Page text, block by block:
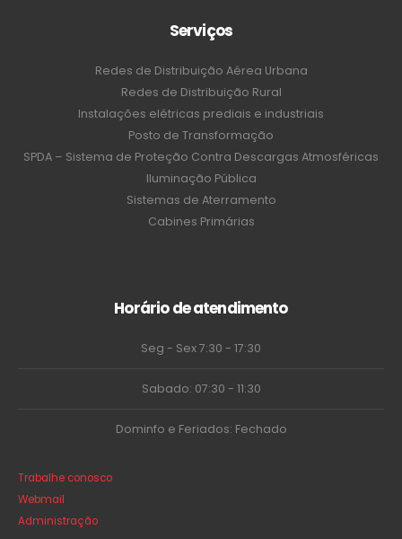
Serviços
Redes de Distribuição Aérea Urbana
Redes de Distribuição Rural
Instalações elétricas prediais e industriais
Posto de Transformação
SPDA – Sistema de Proteção Contra Descargas Atmosféricas
Iluminação Pública
Sistemas de Aterramento
Cabines Primárias
Horário de atendimento
Seg - Sex 7:30 - 17:30
Sabado: 07:30 - 11:30
Dominfo e Feriados: Fechado
Trabalhe conosco
Webmail
Administração